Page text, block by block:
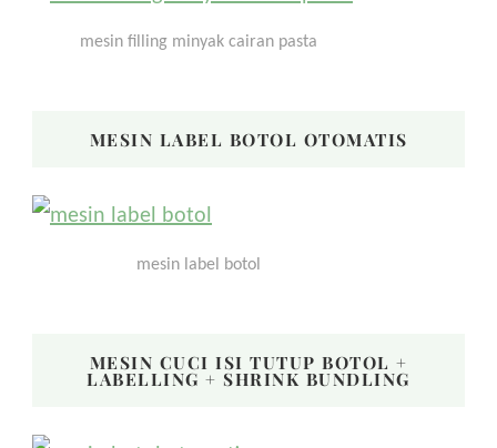
mesin filling minyak cairan pasta
MESIN LABEL BOTOL OTOMATIS
mesin label botol
MESIN CUCI ISI TUTUP BOTOL +
LABELLING + SHRINK BUNDLING